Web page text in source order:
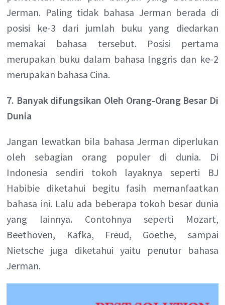
Jerman. Paling tidak bahasa Jerman berada di
posisi ke-3 dari jumlah buku yang diedarkan
memakai bahasa tersebut. Posisi pertama
merupakan buku dalam bahasa Inggris dan ke-2
merupakan bahasa Cina.
7. Banyak difungsikan Oleh Orang-Orang Besar Di
Dunia
Jangan lewatkan bila bahasa Jerman diperlukan
oleh sebagian orang populer di dunia. Di
Indonesia sendiri tokoh layaknya seperti BJ
Habibie diketahui begitu fasih memanfaatkan
bahasa ini. Lalu ada beberapa tokoh besar dunia
yang lainnya. Contohnya seperti Mozart,
Beethoven, Kafka, Freud, Goethe, sampai
Nietsche juga diketahui yaitu penutur bahasa
Jerman.